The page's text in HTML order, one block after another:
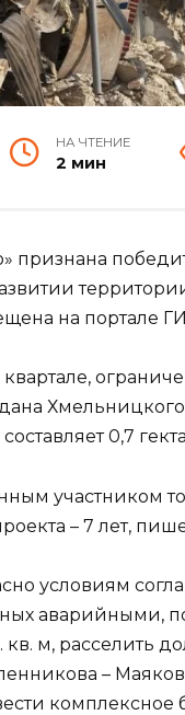
НА ЧТЕНИЕ
2 мин
признана
на портале
квартале,
0,7
участником
– 7 лет,
условиям
аварийными,
м, расселить
–
комплексное